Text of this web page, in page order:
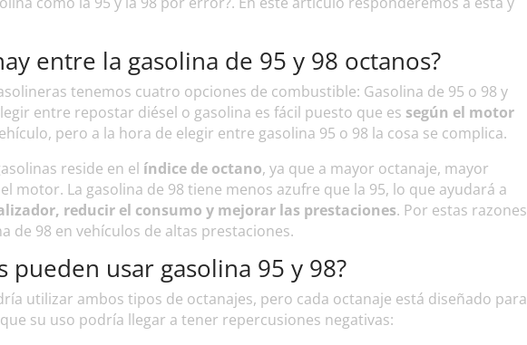
entre la gasolina de 95 y 98 octanos?
tenemos cuatro opciones de combustible: Gasolina de 95 o 98 y
entre repostar diésel o gasolina es fácil puesto que es según el motor
pero a la hora de elegir entre gasolina 95 o 98 la cosa se complica.
reside en el índice de octano, ya que a mayor octanaje, mayor
motor. La gasolina de 98 tiene menos azufre que la 95, lo que ayudará a
reducir el consumo y mejorar las prestaciones. Por estas razones
de 98 en vehículos de altas prestaciones.
pueden usar gasolina 95 y 98?
utilizar ambos tipos de octanajes, pero cada octanaje está diseñado para
su uso podría llegar a tener repercusiones negativas: